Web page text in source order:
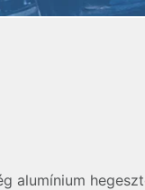
alumínium